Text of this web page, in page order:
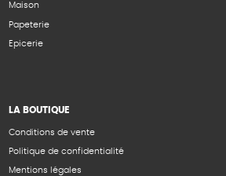
Maison
Papeterie
Epicerie
LA BOUTIQUE
Conditions de vente
Politique de confidentialité
Mentions légales